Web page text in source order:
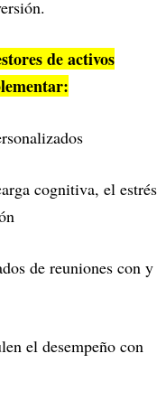
de activos
cognitiva, el estrés
de reuniones con y
el desempeño con